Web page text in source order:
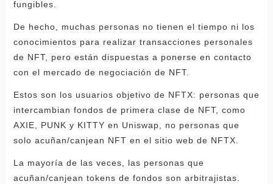
fungibles.
De hecho, muchas personas no tienen el tiempo ni los
conocimientos para realizar transacciones personales
de NFT, pero están dispuestas a ponerse en contacto
con el mercado de negociación de NFT.
Estos son los usuarios objetivo de NFTX: personas que
intercambian fondos de primera clase de NFT, como
AXIE, PUNK y KITTY en Uniswap, no personas que
solo acuñan/canjean NFT en el sitio web de NFTX.
La mayoría de las veces, las personas que
acuñan/canjean tokens de fondos son arbitrajistas.